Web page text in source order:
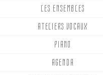
LES ENSEMBLES
ATELIERS VOCAUX
PIANO
AGENDA